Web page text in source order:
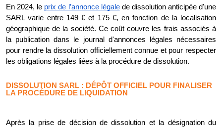
En 2024, le prix de l’annonce légalede dissolution anticipée d'une
SARL varie entre 149 € et 175 €, en fonction de la localisation
géographique de la société. Ce coût couvre les frais associés à
la publication dans le journal d'annonces légales nécessaires
pour rendre la dissolution officiellement connue et pour respecter
les obligations légales liées à la procédure de dissolution.
DISSOLUTION SARL : DÉPÔT OFFICIEL POUR FINALISER
LA PROCÉDURE DE LIQUIDATION
Après la prise de décision de dissolution et la désignation du